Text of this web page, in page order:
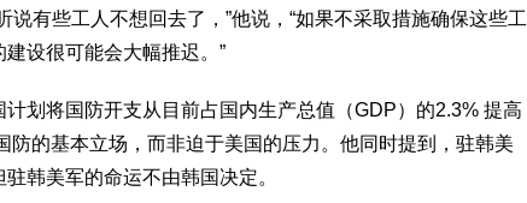
说有些工人不想回去了，”他说，“如果不采取措施确保这些工
设很可能会大幅推迟。”
划将国防开支从目前占国内生产总值（GDP）的2.3% 提高
防的基本立场，而非迫于美国的压力。他同时提到，驻韩美
韩美军的命运不由韩国决定。